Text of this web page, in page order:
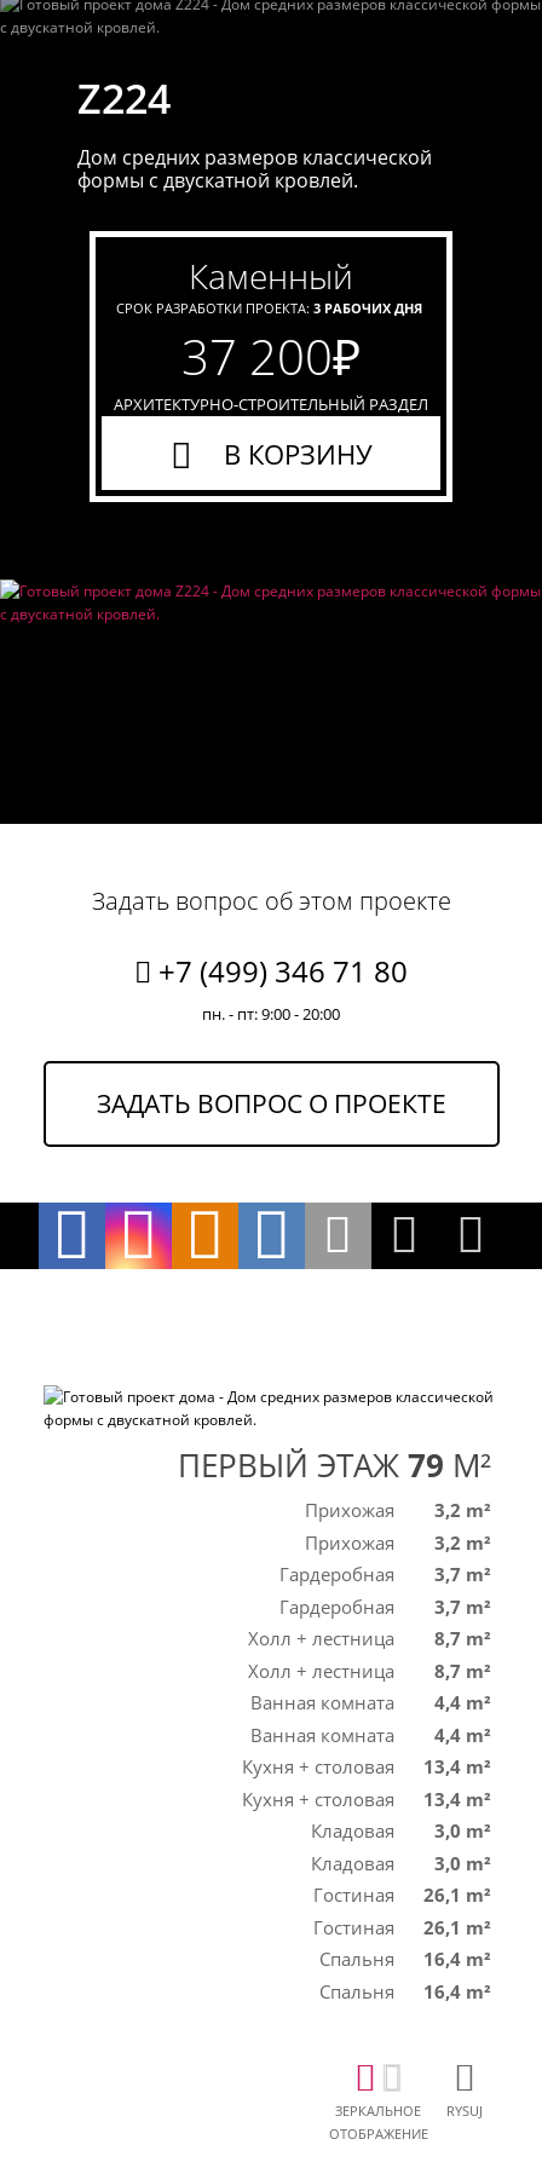
Z224
Дом средних размеров классической
формы с двускатной кровлей.
каменный
СРОК РАЗРАБОТКИ ПРОЕКТА: 3 РАБОЧИХ ДНЯ
37 200₽
АРХИТЕКТУРНО-СТРОИТЕЛЬНЫЙ РАЗДЕЛ
В КОРЗИНУ
Задать вопрос об этом проекте
+7 (499) 346 71 80
пн. - пт: 9:00 - 20:00
ЗАДАТЬ ВОПРОС О ПРОЕКТЕ
ПЕРВЫЙ ЭТАЖ79 M²
Прихожая
3,2 m²
Прихожая
3,2 m²
Гардеробная
3,7 m²
Гардеробная
3,7 m²
Холл + лестница
8,7 m²
Холл + лестница
8,7 m²
Ванная комната
4,4 m²
Ванная комната
4,4 m²
Кухня + столовая
13,4 m²
Кухня + столовая
13,4 m²
Кладовая
3,0 m²
Кладовая
3,0 m²
Гостиная
26,1 m²
Гостиная
26,1 m²
Спальня
16,4 m²
Спальня
16,4 m²
ЗЕРКАЛЬНОЕ
ОТОБРАЖЕНИЕ
RYSUJ